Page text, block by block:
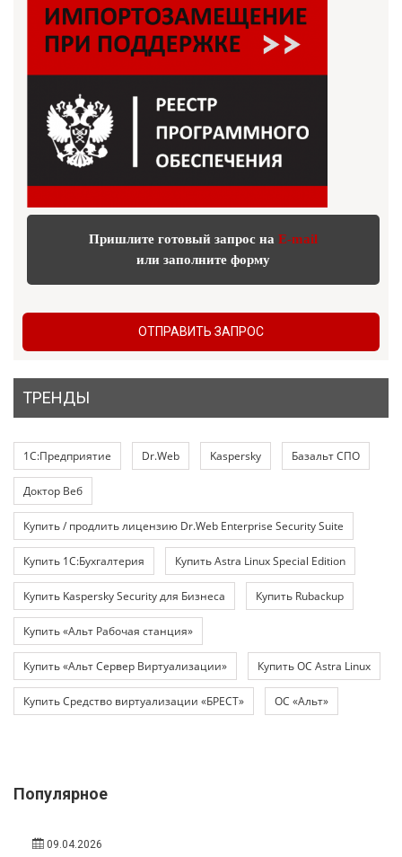
Пришлите готовый запрос на E-mail
или заполните форму
ОТПРАВИТЬ ЗАПРОС
ТРЕНДЫ
1С:Предприятие Dr.Web Kaspersky Базальт СПО
Доктор Веб
Купить / продлить лицензию Dr.Web Enterprise Security Suite
Купить 1С:Бухгалтерия Купить Astra Linux Special Edition
Купить Kaspersky Security для Бизнеса Купить Rubackup
Купить «Альт Рабочая станция»
Купить «Альт Сервер Виртуализации» Купить ОС Astra Linux
Купить Средство виртуализации «БРЕСТ» ОС «Альт»
Популярное
09.04.2026